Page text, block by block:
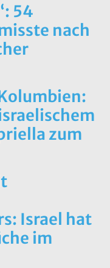
54
nach
zum
Israel hat
im